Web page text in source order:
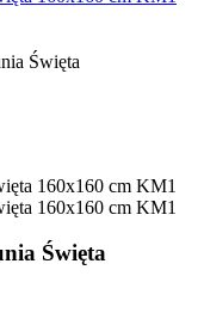
Święta